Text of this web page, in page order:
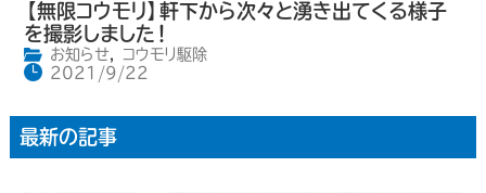
【無限コウモリ】軒下から次々と湧き出てくる様子
を撮影しました！
お知らせ,
コウモリ駆除
2021/9/22
最新の記事